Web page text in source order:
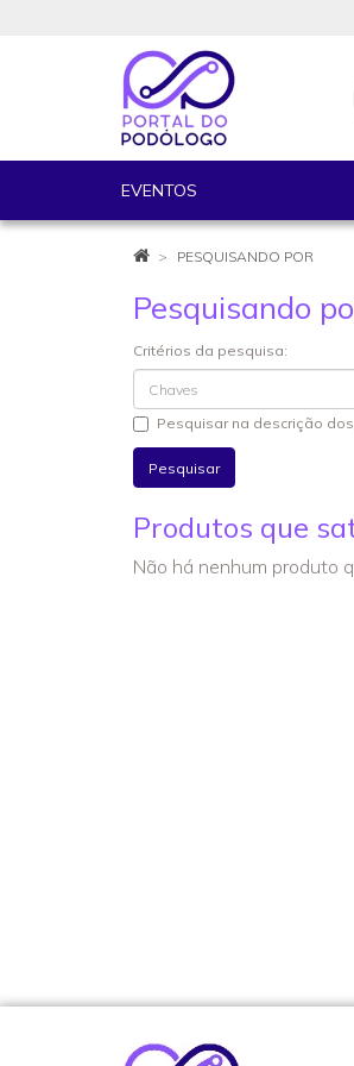
EVENTOS
PESQUISANDO POR
Pesquisando
Critérios da pesquisa:
Pesquisar na descrição
Produtos que
Não há nenhum produto